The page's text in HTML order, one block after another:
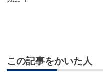
この記事をかいた人